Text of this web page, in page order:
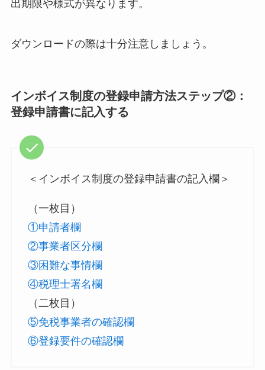
出期限や様式が異なります。
ダウンロードの際は十分注意しましょう。
インボイス制度の登録申請方法ステップ②：
登録申請書に記入する
＜インボイス制度の登録申請書の記入欄＞
（一枚目）
①申請者欄
②事業者区分欄
③困難な事情欄
④税理士署名欄
（二枚目）
⑤免税事業者の確認欄
⑥登録要件の確認欄